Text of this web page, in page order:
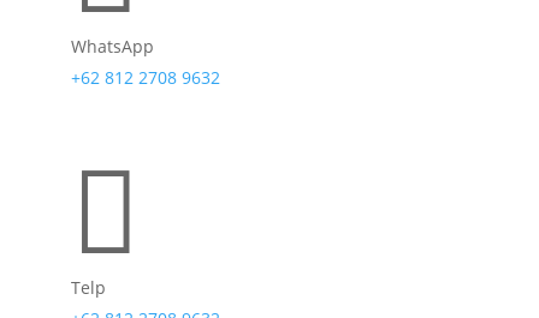
WhatsApp
+62 812 2708 9632

Telp